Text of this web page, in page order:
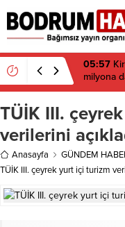
05:57
milyona
TÜİK III.
verilerini
Anasayfa GÜNDEM
TÜİK III. çeyrek yurt içi turizm